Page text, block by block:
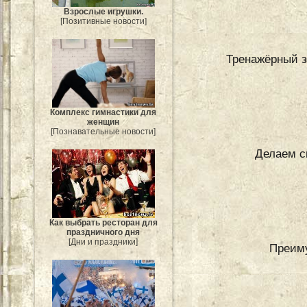
Взрослые игрушки.
[Позитивные новости]
Комплекс гимнастики для
женщин
[Познавательные новости]
Как выбрать ресторан для
праздничного дня
[Дни и праздники]
Тренажёрный
Делаем